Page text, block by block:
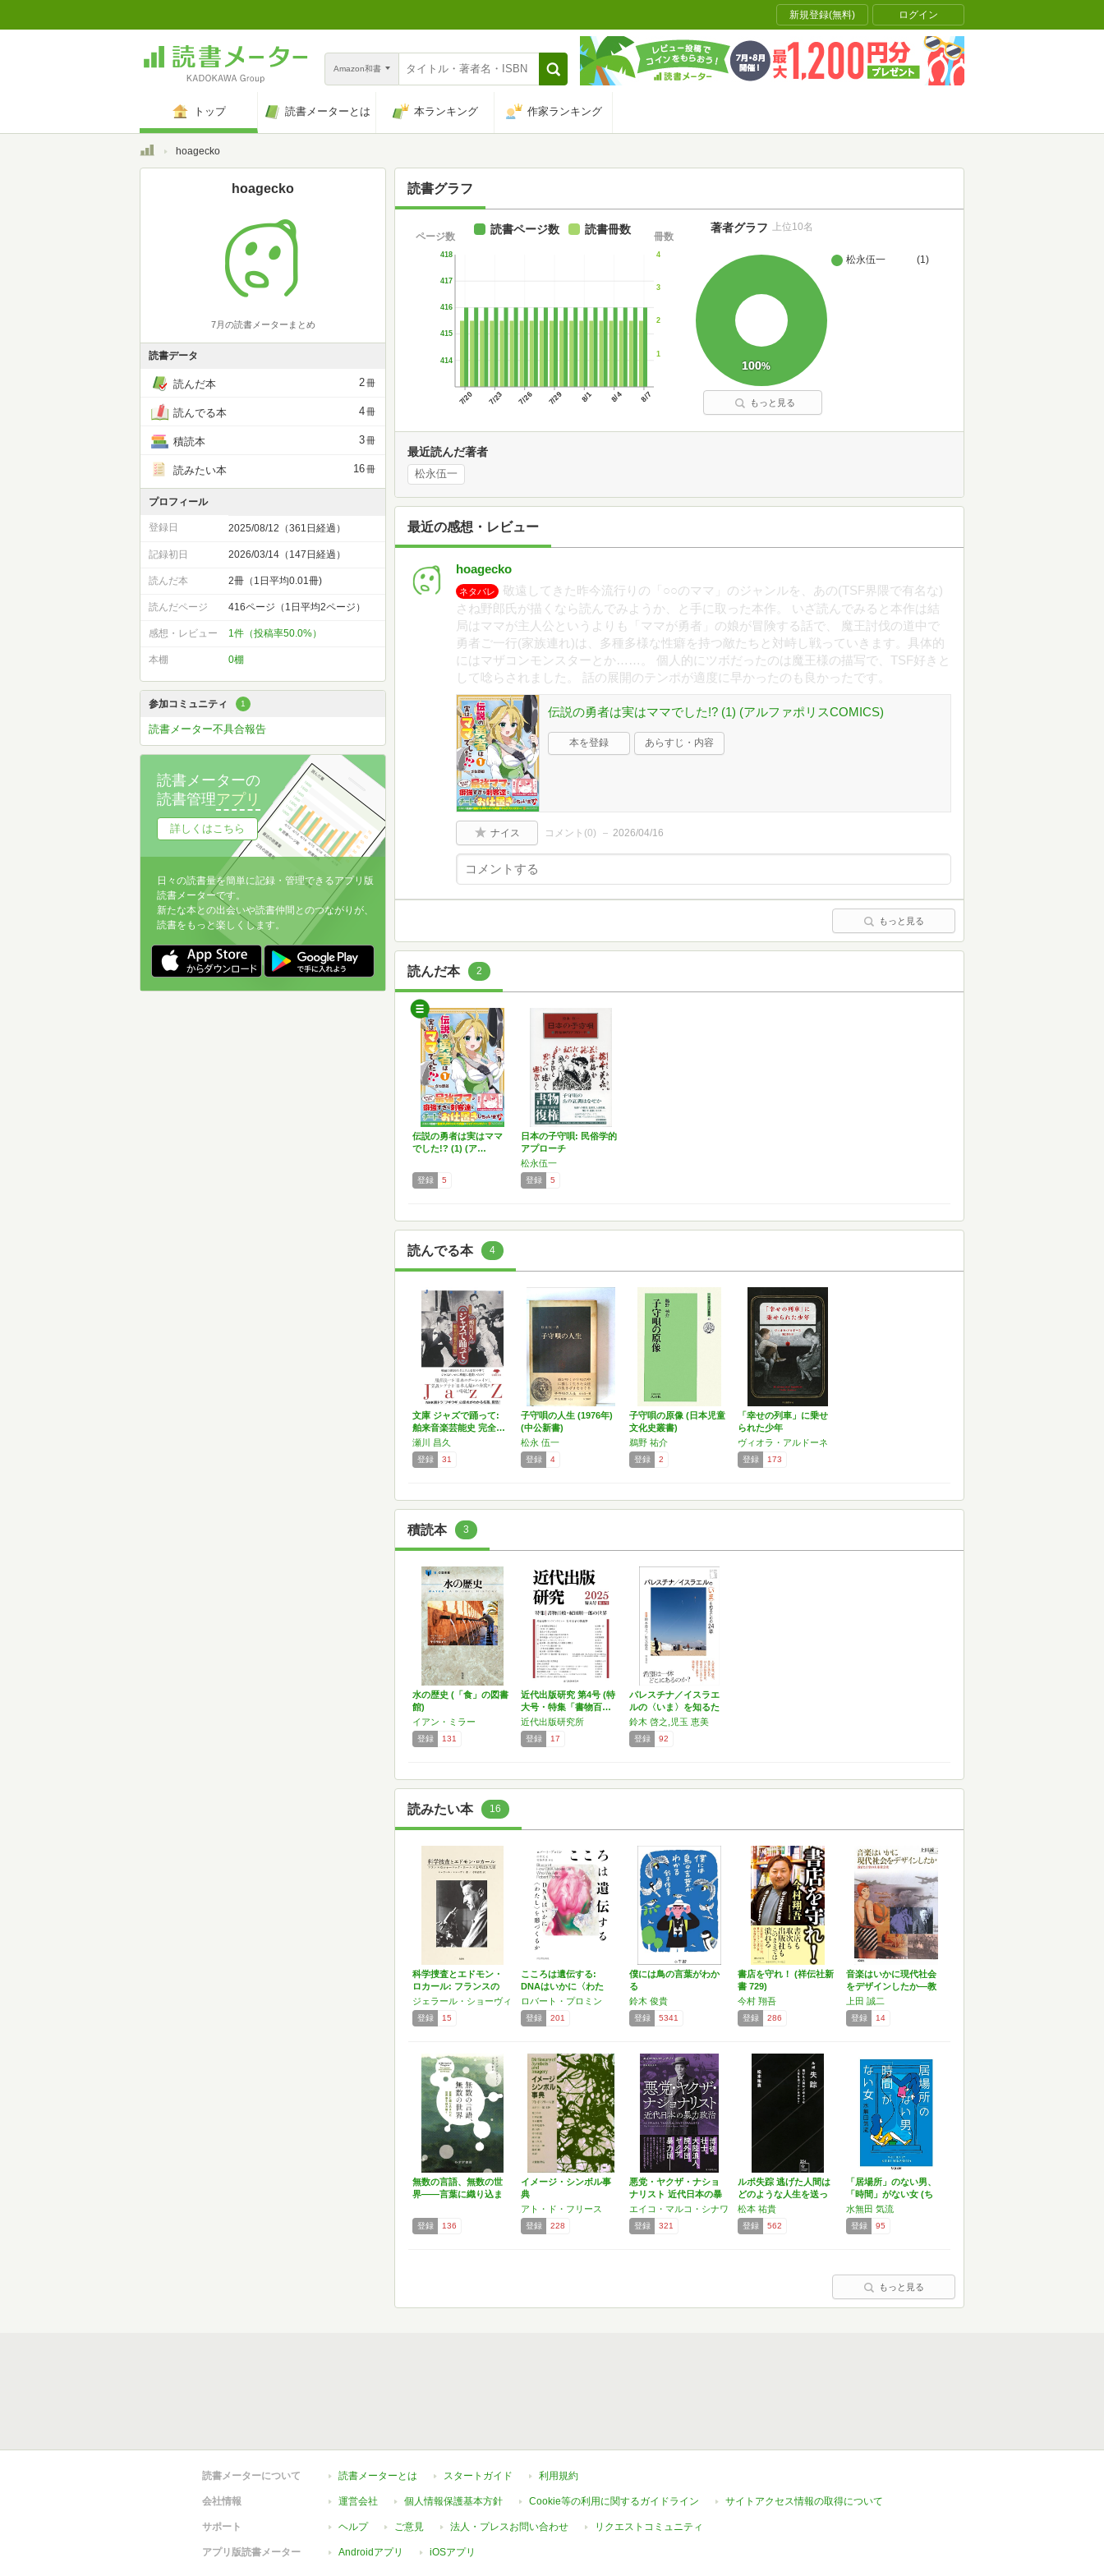
新規登録(無料) ログイン
Amazon和書
トップ 読書メーターとは 本ランキング 作家ランキング
トップhoagecko
読書グラフ
7/20 7/23 7/26 7/29 8/1 8/4 8/7
414
415
416
417
418
ページ数
1
2
3
4
冊数
読書ページ数 読書冊数
松永伍一 (1)
100%
著者グラフ 上位10名
もっと見る
最近読んだ著者
松永伍一
最近の感想・レビュー
hoagecko
ネタバレ
敬遠してきた昨今流行りの「○○のママ」のジャンルを、あの(TSF界隈で有名な)
さね野郎氏が描くなら読んでみようか、と手に取った本作。 いざ読んでみると本作は結
局はママが主人公というよりも「ママが勇者」の娘が冒険する話で、 魔王討伐の道中で
勇者ご一行(家族連れ)は、多種多様な性癖を持つ敵たちと対峙し戦っていきます。具体的
にはマザコンモンスターとか……。 個人的にツボだったのは魔王様の描写で、TSF好きと
して唸らされました。 話の展開のテンポが適度に早かったのも良かったです。
伝説の勇者は実はママでした!? (1) (アルファポリスCOMICS)
本を登録 あらすじ・内容
ナイス コメント(0) 2026/04/16
もっと見る
読んだ本 2
伝説の勇者は実はママ
でした!? (1) (ア…
登録 5
日本の子守唄: 民俗学的
アプローチ
松永伍一
登録 5
読んでる本 4
文庫 ジャズで踊って:
舶来音楽芸能史 完全…
瀬川 昌久
登録 31
子守唄の人生 (1976年)
(中公新書)
松永 伍一
登録 4
子守唄の原像 (日本児童
文化史叢書)
鵜野 祐介
登録 2
「幸せの列車」に乗せ
られた少年
ヴィオラ・アルドーネ
登録 173
積読本 3
水の歴史 (「食」の図書
館)
イアン・ミラー
登録 131
近代出版研究 第4号 (特
大号・特集「書物百…
近代出版研究所
登録 17
パレスチナ／イスラエ
ルの〈いま〉を知るた
めの…
鈴木 啓之,児玉 恵美
登録 92
読みたい本 16
科学捜査とエドモン・
ロカール: フランスの
シ…
ジェラール・ショーヴィ
登録 15
こころは遺伝する:
DNAはいかに〈わた
し〉…
ロバート・プロミン
登録 201
僕には鳥の言葉がわか
る
鈴木 俊貴
登録 5341
書店を守れ！ (祥伝社新
書 729)
今村 翔吾
登録 286
音楽はいかに現代社会
をデザインしたか―教
育と…
上田 誠二
登録 14
無数の言語、無数の世
界――言葉に織り込ま
登録 136
イメージ・シンボル事
典
アト・ド・フリース
登録 228
悪党・ヤクザ・ナショ
ナリスト 近代日本の暴
力…
エイコ・マルコ・シナワ
登録 321
ルポ失踪 逃げた人間は
どのような人生を送っ
て…
松本 祐貴
登録 562
「居場所」のない男、
「時間」がない女 (ち
く…
水無田 気流
登録 95
もっと見る
hoagecko
7月の読書メーターまとめ
読書データ
読んだ本 2冊
読んでる本 4冊
積読本 3冊
読みたい本 16冊
プロフィール
登録日 2025/08/12（361日経過）
記録初日 2026/03/14（147日経過）
読んだ本 2冊（1日平均0.01冊)
読んだページ 416ページ（1日平均2ページ）
感想・レビュー 1件（投稿率50.0%）
本棚 0棚
参加コミュニティ 1
読書メーター不具合報告
読書メーターの
読書管理アプリ
詳しくはこちら
日々の読書量を簡単に記録・管理できるアプリ版
読書メーターです。
新たな本との出会いや読書仲間とのつながりが、
読書をもっと楽しくします。
読書メーターについて 読書メーターとは スタートガイド 利用規約
会社情報 運営会社 個人情報保護基本方針 Cookie等の利用に関するガイドライン サイトアクセス情報の取得について
サポート ヘルプ ご意見 法人・プレスお問い合わせ リクエストコミュニティ
アプリ版読書メーター Androidアプリ iOSアプリ